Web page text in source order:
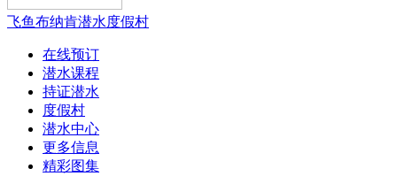
飞鱼布纳肯潜水度假村
在线预订
潜水课程
持证潜水
度假村
潜水中心
更多信息
精彩图集